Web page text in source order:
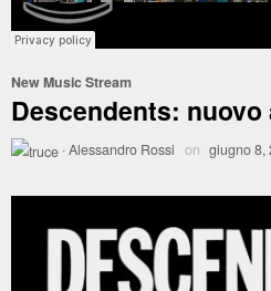
New Music Stream
Descendents:
·Alessandro Rossi on giugno 8,